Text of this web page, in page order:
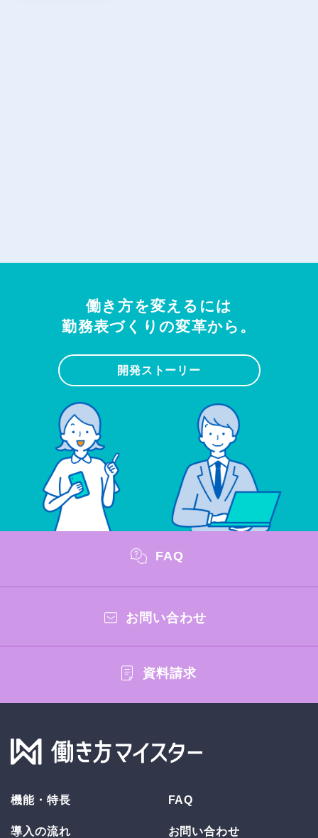
働き方を変えるには
勤務表づくりの変革から。
開発ストーリー
FAQ
お問い合わせ
資料請求
機能・特長
導入の流れ
FAQ
お問い合わせ